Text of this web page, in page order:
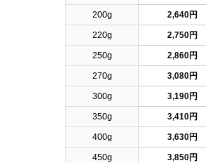
200g 2,640円
220g 2,750円
250g 2,860円
270g 3,080円
300g 3,190円
350g 3,410円
400g 3,630円
450g 3,850円